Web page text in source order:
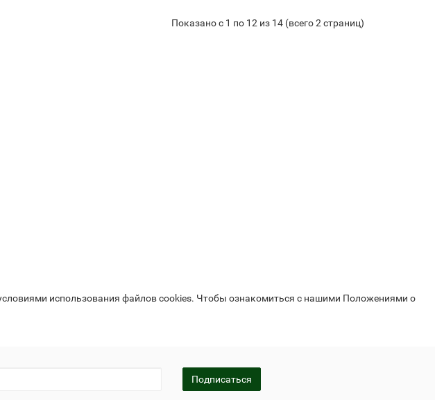
Показано с 1 по 12 из 14 (всего 2 страниц)
использования файлов cookies. Чтобы ознакомиться с нашими Положениями о
Подписаться